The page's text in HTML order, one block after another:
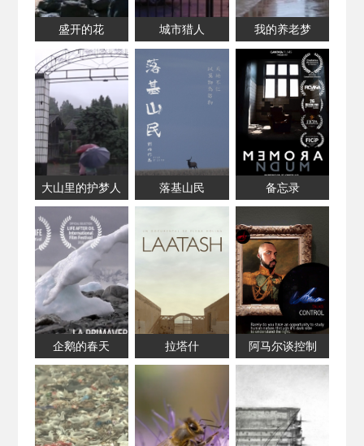
盛开的花 城市猎人 我的养老梦
大山里的护梦人 落基山民 备忘录
企鹅的春天 拉塔什 阿马尔谈控制